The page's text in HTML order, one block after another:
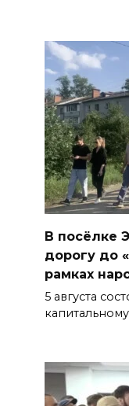
В посёлке
дорогу до
рамках
5 августа
капитальному